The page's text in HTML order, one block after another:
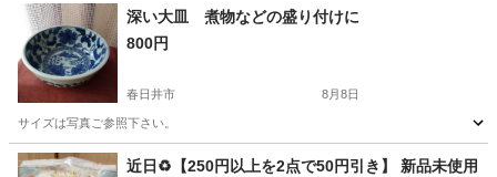
深い大皿 煮物などの盛り付けに
800円
春日井市 8月8日
サイズは写真ご参照下さい。
愛知 春日井市 食器
近日♻️【250円以上を2点で50円引き】 新品未使用